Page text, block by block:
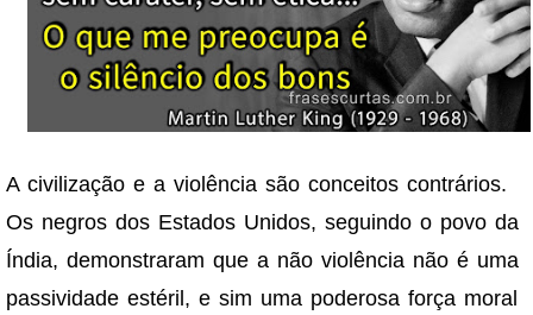
A civilização e a violência são conceitos contrários.
Os negros dos Estados Unidos, seguindo o povo da
Índia, demonstraram que a não violência não é uma
passividade estéril, e sim uma poderosa força moral